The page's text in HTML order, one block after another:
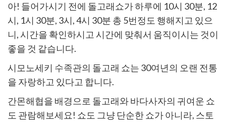
아! 들어가시기 전에 돌고래쇼가 하루에 10시 30분, 12
시, 1시 30분, 3시, 4시 30분 총 5번정도 행해지고 있으
니, 시간을 확인하시고 시간에 맞춰서 움직이시는 것이
좋을 것 같습니다.
시모노세키 수족관의 돌고래 쇼는 30여년의 오랜 전통
을 자랑하고 있다고 합니다.
간몬해협을 배경으로 돌고래와 바다사자의 귀여운 쇼
도 관람해보세요! 쇼도 그냥 단순한 쇼가 아니라, 스토